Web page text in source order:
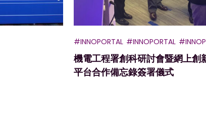
#INNOPORTAL #INNOPORTAL
#INNOVATIONS
機電工程署創科研討會暨網上創
平台合作備忘錄簽署儀式